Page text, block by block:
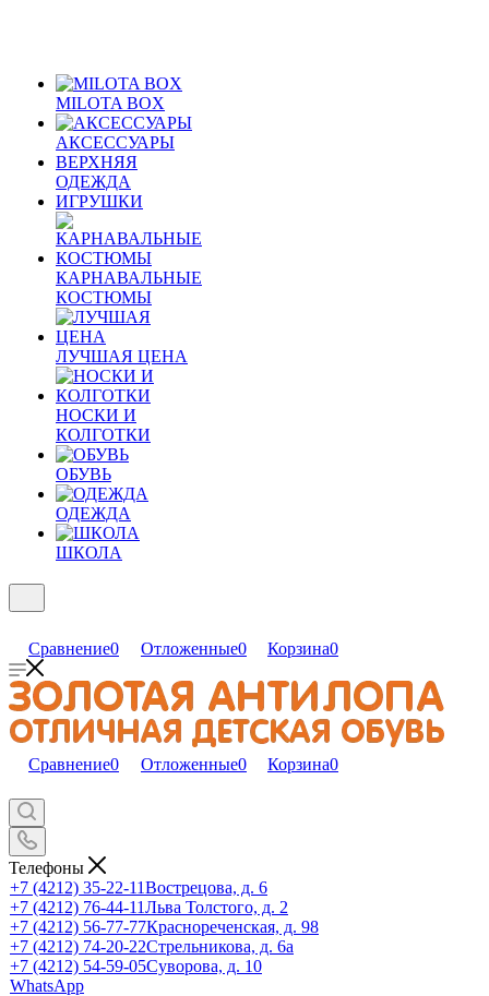
MILOTA BOX
АКСЕССУАРЫ
ВЕРХНЯЯ
ОДЕЖДА
ИГРУШКИ
КАРНАВАЛЬНЫЕ
КОСТЮМЫ
ЛУЧШАЯ ЦЕНА
НОСКИ И
КОЛГОТКИ
ОБУВЬ
ОДЕЖДА
ШКОЛА
Сравнение0 Отложенные0 Корзина0
Сравнение0 Отложенные0 Корзина0
Телефоны
+7 (4212) 35-22-11Вострецова, д. 6
+7 (4212) 76-44-11Льва Толстого, д. 2
+7 (4212) 56-77-77Краснореченская, д. 98
+7 (4212) 74-20-22Стрельникова, д. 6а
+7 (4212) 54-59-05Суворова, д. 10
WhatsApp